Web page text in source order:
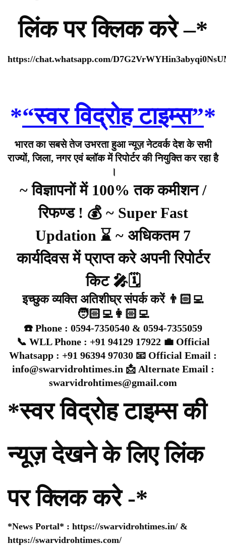
लिंक पर क्लिक करे –*
https://chat.whatsapp.com/
*“स्वर विद्रोह टाइम्स”*
भारत का सबसे तेज उभरता हुआ न्यूज़ नेटवर्क देश के सभी
राज्यों, जिला, नगर एवं ब्लॉक में रिपोर्टर की नियुक्ति कर रहा है
।
~ विज्ञापनों में 100% तक कमीशन /
रिफण्ड ! 💰 ~ Super Fast
Updation ⌛ ~ अधिकतम 7
कार्यदिवस में प्राप्त करे अपनी रिपोर्टर
किट 🎤🗓️
इच्छुक व्यक्ति अतिशीघ्र संपर्क करें 👨🏻‍💻
🧑🏻‍💻👩🏻‍💻
☎️ Phone : 0594-7350540 & 0594-7355059
📞 WLL Phone : +91 94129 17922 💼 Official
Whatsapp : +91 96394 97030 📧 Official Email :
info@swarvidrohtimes.in 📩 Alternate Email :
swarvidrohtimes@gmail.com
*स्वर विद्रोह टाइम्स की
न्यूज़ देखने के लिए लिंक
पर क्लिक करे -*
*News Portal* : https://swarvidrohtimes.in/ &
https://swarvidrohtimes.com/